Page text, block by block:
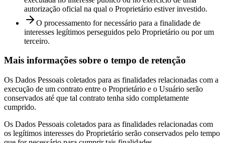
autorização oficial na qual o Proprietário estiver investido.
O processamento for necessário para a finalidade de
interesses legítimos perseguidos pelo Proprietário ou por um
terceiro.
Mais informações sobre o tempo de retenção
Os Dados Pessoais coletados para as finalidades relacionadas com a
execução de um contrato entre o Proprietário e o Usuário serão
conservados até que tal contrato tenha sido completamente
cumprido.
Os Dados Pessoais coletados para as finalidades relacionadas com
os legítimos interesses do Proprietário serão conservados pelo tempo